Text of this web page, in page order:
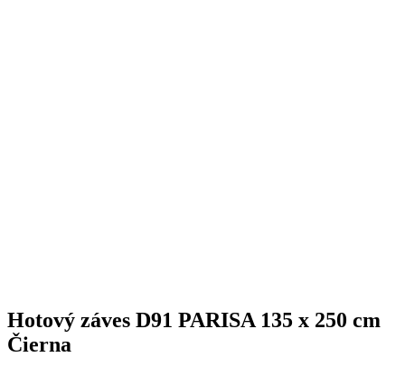
Hotový záves D91 PARISA 135 x 250 cm
Čierna